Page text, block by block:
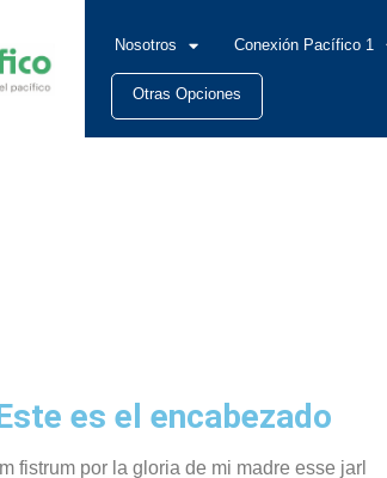
Nosotros Conexión Pacífico 1
Otras Opciones
es el encabezado
fistrum por la gloria de mi madre esse jarl